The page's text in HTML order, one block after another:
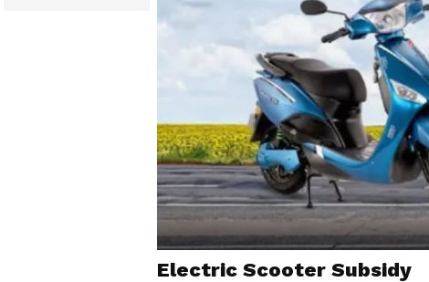
Electric Scooter Subsidy